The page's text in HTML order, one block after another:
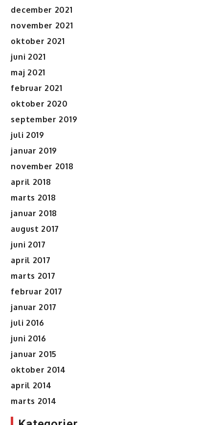
december 2021
november 2021
oktober 2021
juni 2021
maj 2021
februar 2021
oktober 2020
september 2019
juli 2019
januar 2019
november 2018
april 2018
marts 2018
januar 2018
august 2017
juni 2017
april 2017
marts 2017
februar 2017
januar 2017
juli 2016
juni 2016
januar 2015
oktober 2014
april 2014
marts 2014